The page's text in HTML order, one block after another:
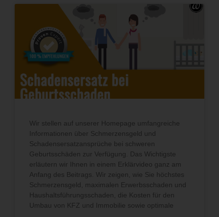
Wir stellen auf unserer Homepage umfangreiche
Informationen über Schmerzensgeld und
Schadensersatzansprüche bei schweren
Geburtsschäden zur Verfügung. Das Wichtigste
erläutern wir Ihnen in einem Erklärvideo ganz am
Anfang des Beitrags. Wir zeigen, wie Sie höchstes
Schmerzensgeld, maximalen Erwerbsschaden und
Haushaltsführungsschaden, die Kosten für den
Umbau von KFZ und Immobilie sowie optimale